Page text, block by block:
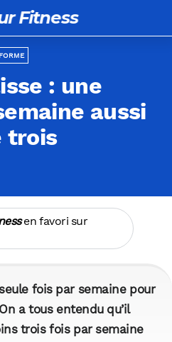
Fitness
: une
aussi
trois
en favori sur
fois par semaine pour
a tous entendu qu’il
trois fois par semaine